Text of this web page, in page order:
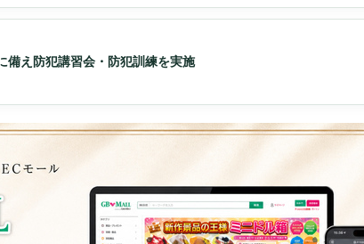
備え防犯講習会・防犯訓練を実施